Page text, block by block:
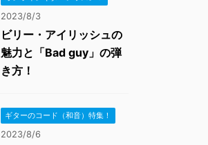
2023/8/3
ビリー・アイリッシュの
魅力と「Bad guy」の弾
き方！
ギターのコード（和音）特集！
2023/8/6